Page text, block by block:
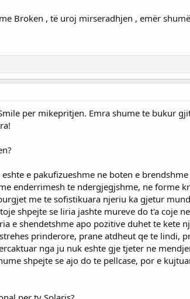
Broken , të uroj mirseradhjen , emër
per mikepritjen. Emra shume te bukur
e pakufizueshme ne boten e
enderrimesh te ndergjegjshme, ne forme
me te sofistikuara njeriu ka gjetur
shpejte se liria jashte mureve do t'a coje
e shendetshme apo pozitive duhet te kete
prinderore, prane atdheut qe te lindi,
nga ju nuk eshte gje tjeter ne
shpejte se ajo do te pellcase, por e